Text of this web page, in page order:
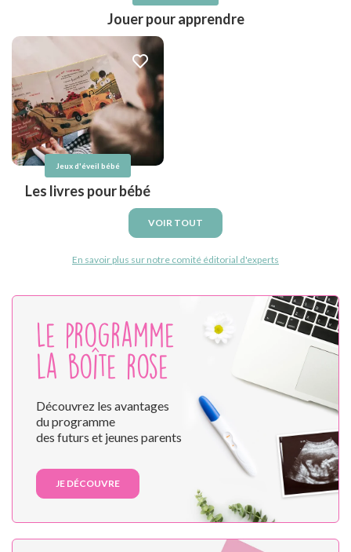
Jouer pour apprendre
Jeux d'éveil bébé
Les livres pour bébé
VOIR TOUT
En savoir plus sur notre comité éditorial d'experts
Le programme
la boîte rose
Découvrez les avantages
du programme
des futurs et jeunes parents
JE DÉCOUVRE